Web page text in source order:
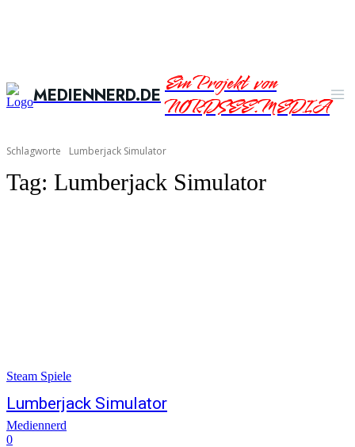
MEDIENNERD.DEEin Projekt von
NORDSEE.MEDIA
Schlagworte Lumberjack Simulator
Tag: Lumberjack Simulator
Steam Spiele
Lumberjack Simulator
Mediennerd
0